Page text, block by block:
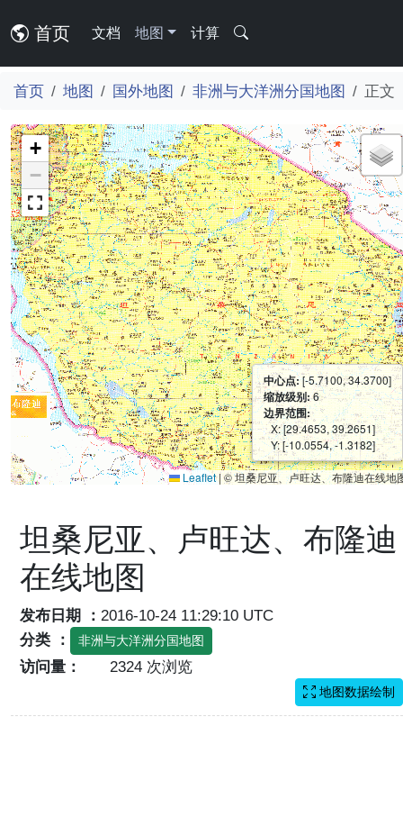
首页 文档 地图 计算
首页 地图 国外地图 非洲与大洋洲分国地图 正文
+
−
中心点:[-5.7100, 34.3700]
缩放级别:6
边界范围:
X: [29.4653, 39.2651]
Y: [-10.0554, -1.3182]
Leaflet |© 坦桑尼亚、卢旺达、布隆迪在线地
坦桑尼亚、卢旺达、布隆迪
在线地图
发布日期 ： 2016-10-24 11:29:10 UTC
分类 ：
非洲与大洋洲分国地图
访问量： 2324 次浏览
地图数据绘制